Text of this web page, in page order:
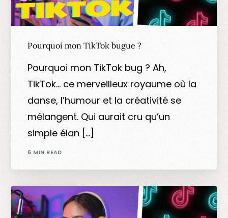
Pourquoi mon TikTok bugue ?
Pourquoi mon TikTok bug ? Ah,
TikTok… ce merveilleux royaume où la
danse, l’humour et la créativité se
mélangent. Qui aurait cru qu’un
simple élan […]
6 MIN READ